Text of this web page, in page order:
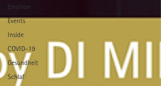
Emotion
Events
Inside
COVID-19
Gesundheit
Schlaf